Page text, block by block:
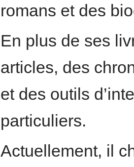
romans et des
En plus de ses
articles, des
et des outils
particuliers.
Actuellement, il